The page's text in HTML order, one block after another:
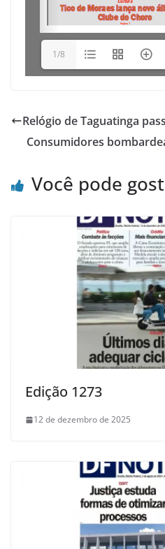
1/8
Relógio de Taguatinga
Consumidores
Você pode
Edição 1273
12 de dezembro de 2025